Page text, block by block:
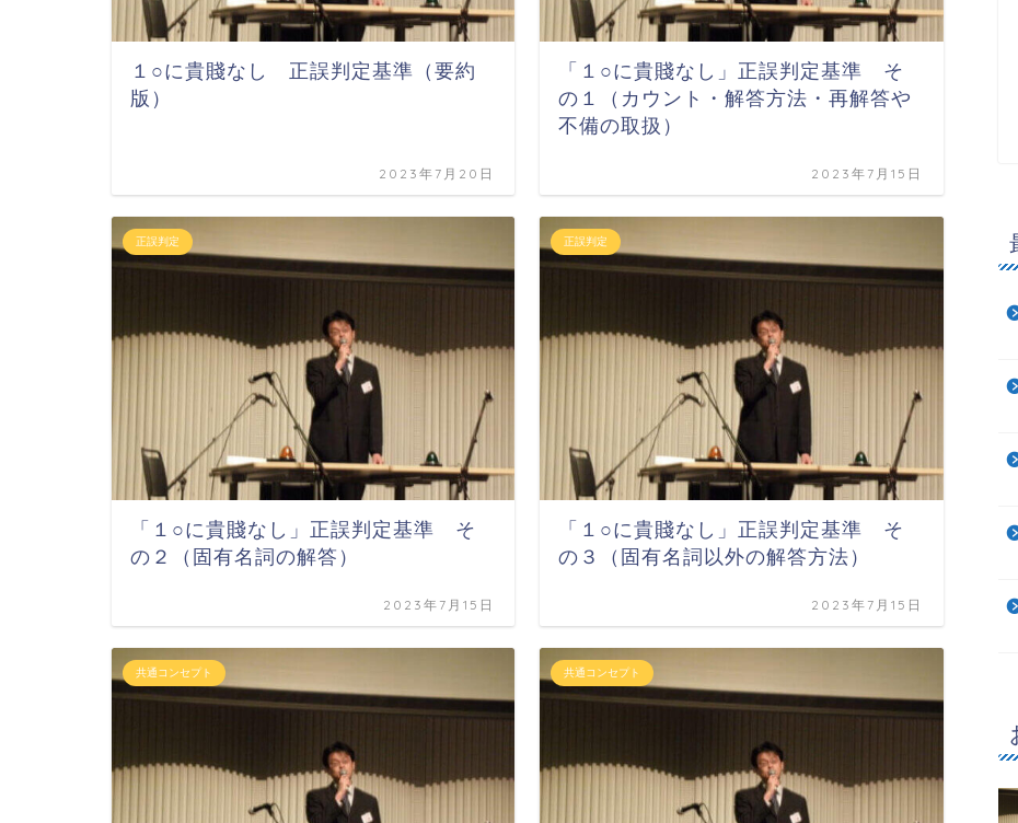
１○に貴賤なし 正誤判定基準（要約
版）
2023年7月20日
「１○に貴賤なし」正誤判定基準 そ
の１（カウント・解答方法・再解答や
不備の取扱）
2023年7月15日
正誤判定
「１○に貴賤なし」正誤判定基準 そ
の２（固有名詞の解答）
2023年7月15日
正誤判定
「１○に貴賤なし」正誤判定基準 そ
の３（固有名詞以外の解答方法）
2023年7月15日
共通コンセプト 共通コンセプト